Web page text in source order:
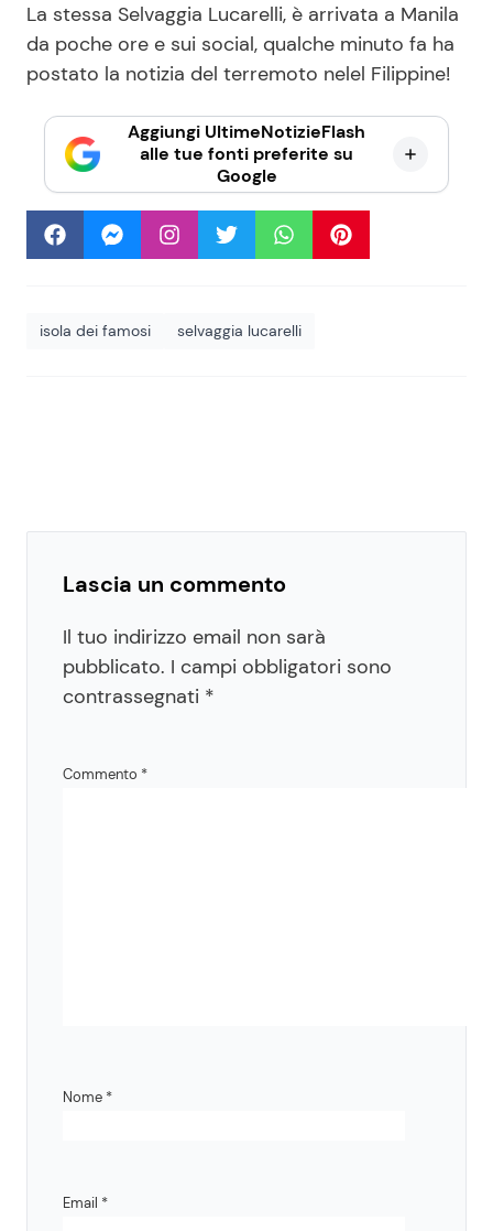
La stessa Selvaggia Lucarelli, è arrivata a Manila
da poche ore e sui social, qualche minuto fa ha
postato la notizia del terremoto nelel Filippine!
Aggiungi UltimeNotizieFlash
alle tue fonti preferite su
Google
isola dei famosi selvaggia lucarelli
Lascia un commento
Il tuo indirizzo email non sarà
pubblicato. I campi obbligatori sono
contrassegnati *
Commento *
Nome *
Email *